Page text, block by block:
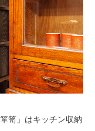
笥」はキッチン収納